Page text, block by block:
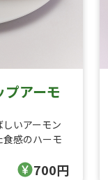
アーモ
いアーモン
食感のハーモ
700円